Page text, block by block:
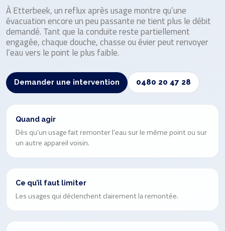
À Etterbeek, un reflux après usage montre qu’une
évacuation encore un peu passante ne tient plus le débit
demandé. Tant que la conduite reste partiellement
engagée, chaque douche, chasse ou évier peut renvoyer
l’eau vers le point le plus faible.
Demander une intervention 0480 20 47 28
Quand agir
Dès qu’un usage fait remonter l’eau sur le même point ou sur
un autre appareil voisin.
Ce qu’il faut limiter
Les usages qui déclenchent clairement la remontée.